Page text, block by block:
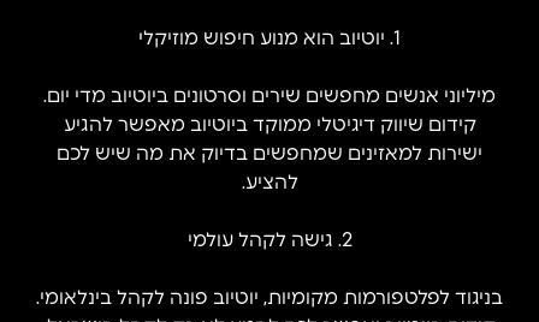
1. יוטיוב הוא מנוע חיפוש מוזיקלי
מיליוני אנשים מחפשים שירים וסרטונים ביוטיוב מדי יום.
קידום שיווק דיגיטלי ממוקד ביוטיוב מאפשר להגיע
ישירות למאזינים שמחפשים בדיוק את מה שיש לכם
להציע.
2. גישה לקהל עולמי
בניגוד לפלטפורמות מקומיות, יוטיוב פונה לקהל בינלאומי.